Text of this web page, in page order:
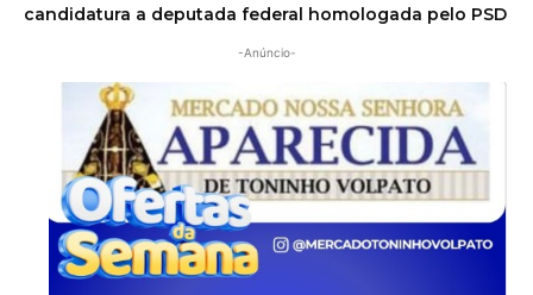
candidatura a deputada federal homologada pelo PSD
-Anúncio-